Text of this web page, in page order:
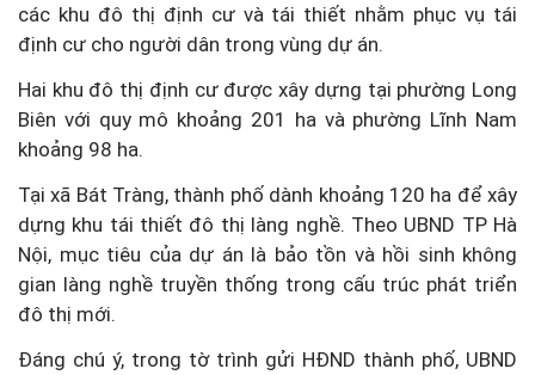
các khu đô thị định cư và tái thiết nhằm phục vụ tái
định cư cho người dân trong vùng dự án.
Hai khu đô thị định cư được xây dựng tại phường Long
Biên với quy mô khoảng 201 ha và phường Lĩnh Nam
khoảng 98 ha.
Tại xã Bát Tràng, thành phố dành khoảng 120 ha để xây
dựng khu tái thiết đô thị làng nghề. Theo UBND TP Hà
Nội, mục tiêu của dự án là bảo tồn và hồi sinh không
gian làng nghề truyền thống trong cấu trúc phát triển
đô thị mới.
Đáng chú ý, trong tờ trình gửi HĐND thành phố, UBND